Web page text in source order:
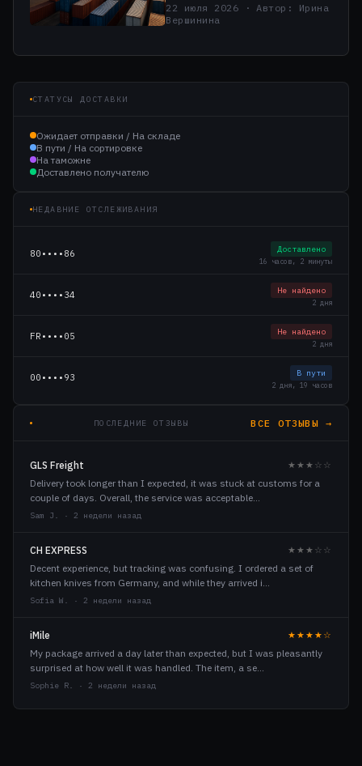
22 июля 2026 · Автор: Ирина
Вершинина
СТАТУСЫ ДОСТАВКИ
Ожидает отправки / На складе
В пути / На сортировке
На таможне
Доставлено получателю
НЕДАВНИЕ ОТСЛЕЖИВАНИЯ
80••••86 Доставлено
16 часов, 2 минуты
40••••34 Не найдено
2 дня
FR••••05 Не найдено
2 дня
00••••93 В пути
2 дня, 19 часов
ПОСЛЕДНИЕ ОТЗЫВЫ ВСЕ ОТЗЫВЫ →
GLS Freight ★★★☆☆
Delivery took longer than I expected, it was stuck at customs for a
couple of days. Overall, the service was acceptable…
Sam J. · 2 недели назад
CH EXPRESS ★★★☆☆
Decent experience, but tracking was confusing. I ordered a set of
kitchen knives from Germany, and while they arrived i…
Sofia W. · 2 недели назад
iMile ★★★★☆
My package arrived a day later than expected, but I was pleasantly
surprised at how well it was handled. The item, a se…
Sophie R. · 2 недели назад